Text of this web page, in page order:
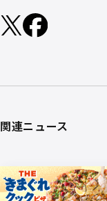
関連ニュース